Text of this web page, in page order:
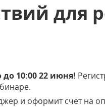
для
10:00 22 июня!
и оформит счет на